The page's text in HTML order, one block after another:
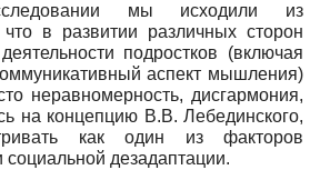
мы исходили из
в развитии различных сторон
подростков (включая
аспект мышления)
неравномерность, дисгармония,
на концепцию В.В. Лебединского,
как один из факторов
дезадаптации.